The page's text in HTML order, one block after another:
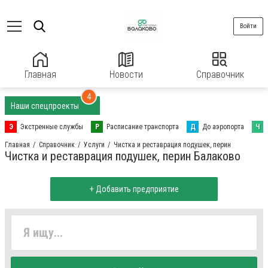
Главная Новости Справочник
Войти
Наши спецпроекты
4
Э Экстренные службы Р Расписание транспорта Д До аэропорта Ч
Главная Справочник Услуги Чистка и реставрация подушек, перин
Чистка и реставрация подушек, перин Балаково
+ Добавить предприятие